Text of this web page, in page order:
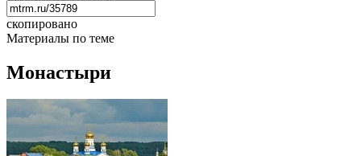
скопировано
Материалы по теме
Монастыри